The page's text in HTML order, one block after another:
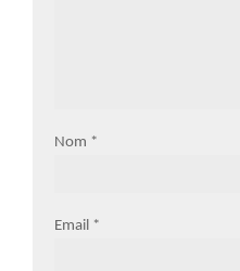
Nom *
Email *